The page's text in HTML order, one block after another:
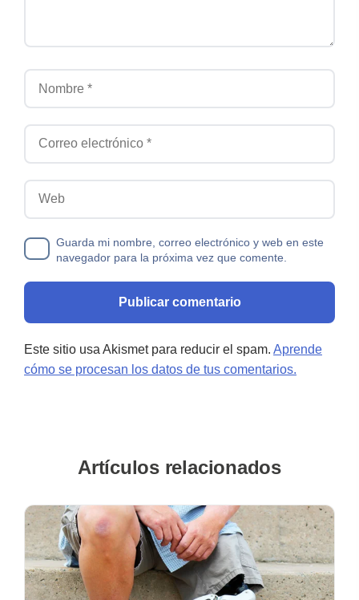
Guarda mi nombre, correo electrónico y web en este
navegador para la próxima vez que comente.
Este sitio usa Akismet para reducir el spam. Aprende
cómo se procesan los datos de tus comentarios.
Artículos relacionados